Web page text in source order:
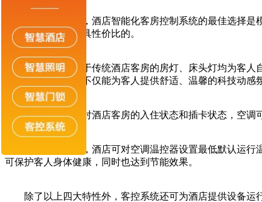
所以相比之下，酒店智能化客房控制系统的最佳选择是
格也是三者当中最具性价比的。
灯光节能 由于传统酒店客房的房灯、床头灯均为客人自
实现智能化控制，不仅能为客人提供舒适、温馨的科技动
空调节能 针对酒店客房的入住状态和插卡状态，空调可
空调节能模式，酒店可对空调温控器设置最低默认运行
可保护客人身体健康，同时也达到节能效果。
除了以上四大特性外，客控系统还可为酒店提供设备运